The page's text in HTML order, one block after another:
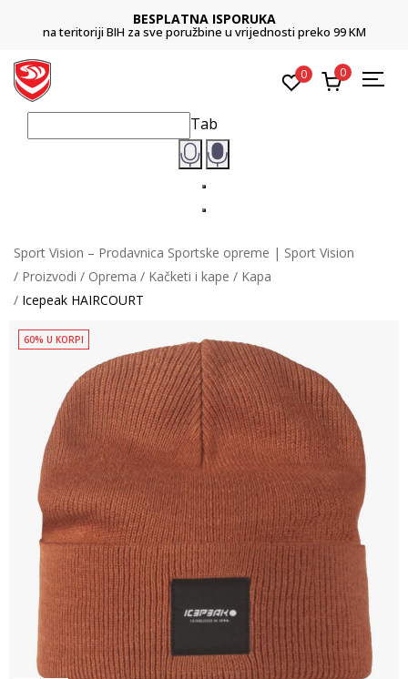
BESPLATNA ISPORUKA
na teritoriji BIH za sve poružbine u vrijednosti preko 99 KM
0 0
Tab
Sport Vision – Prodavnica Sportske opreme | Sport Vision
Proizvodi
Oprema Kačketi i kape
Kapa
Icepeak HAIRCOURT
60% U KORPI